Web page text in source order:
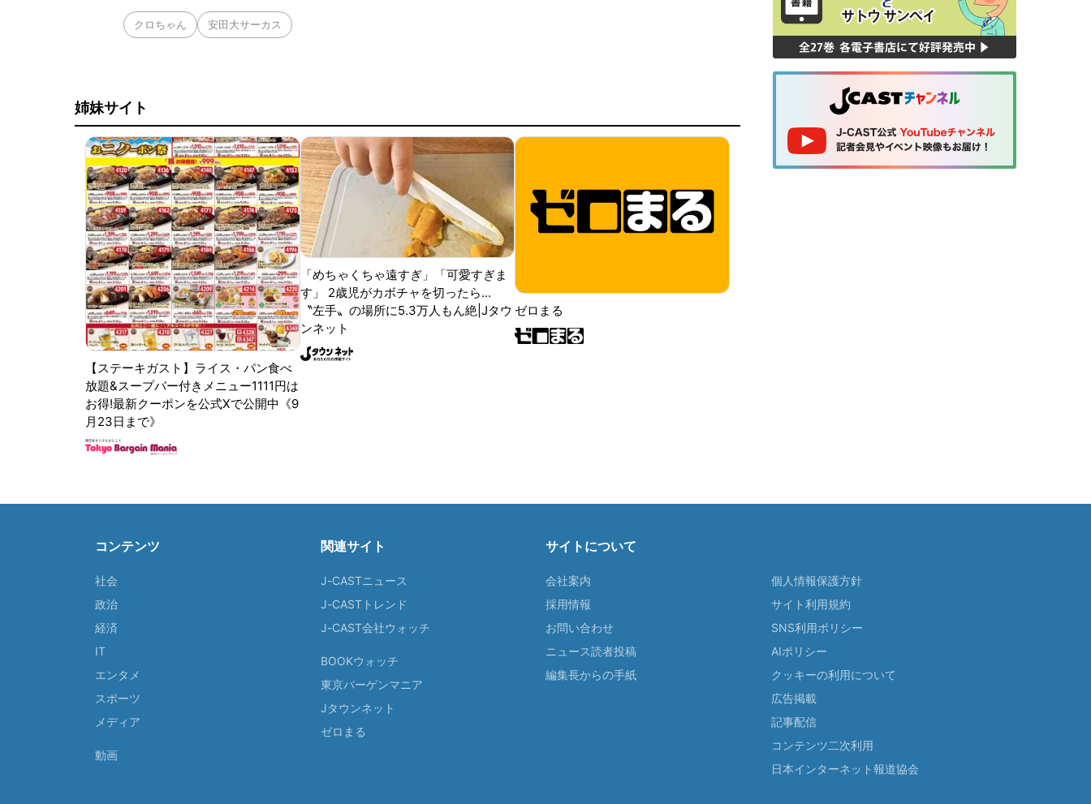
クロちゃん 安田大サーカス
姉妹サイト
【ステーキガスト】ライス・パン食べ
放題&スープバー付きメニュー1111円は
お得!最新クーポンを公式Xで公開中《9
月23日まで》
「めちゃくちゃ遠すぎ」「可愛すぎま
す」 2歳児がカボチャを切ったら...
〝左手〟の場所に5.3万人もん絶|Jタウ
ンネット
ゼロまる
コンテンツ
社会
政治
経済
IT
エンタメ
スポーツ
メディア
動画
関連サイト
J-CASTニュース
J-CASTトレンド
J-CAST会社ウォッチ
BOOKウォッチ
東京バーゲンマニア
Jタウンネット
ゼロまる
サイトについて
会社案内
採用情報
お問い合わせ
ニュース読者投稿
編集長からの手紙
個人情報保護方針
サイト利用規約
SNS利用ポリシー
AIポリシー
クッキーの利用について
広告掲載
記事配信
コンテンツ二次利用
日本インターネット報道協会